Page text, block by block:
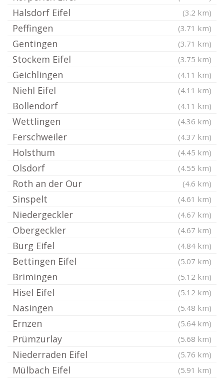
Halsdorf Eifel (3.2 km)
Peffingen (3.71 km)
Gentingen (3.71 km)
Stockem Eifel (3.75 km)
Geichlingen (4.11 km)
Niehl Eifel (4.11 km)
Bollendorf (4.11 km)
Wettlingen (4.36 km)
Ferschweiler (4.37 km)
Holsthum (4.45 km)
Olsdorf (4.55 km)
Roth an der Our (4.6 km)
Sinspelt (4.61 km)
Niedergeckler (4.67 km)
Obergeckler (4.67 km)
Burg Eifel (4.84 km)
Bettingen Eifel (5.07 km)
Brimingen (5.12 km)
Hisel Eifel (5.12 km)
Nasingen (5.48 km)
Ernzen (5.64 km)
Prümzurlay (5.68 km)
Niederraden Eifel (5.76 km)
Mülbach Eifel (5.91 km)